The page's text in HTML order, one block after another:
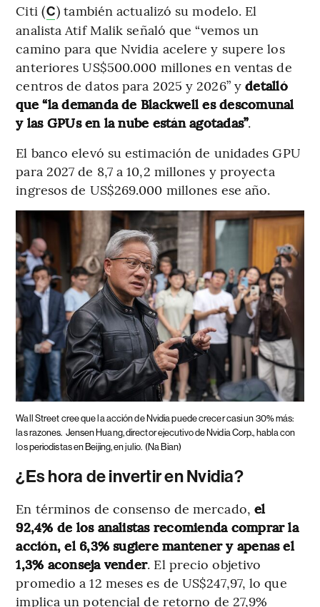
Citi (C) también actualizó su modelo. El
analista Atif Malik señaló que “vemos un
camino para que Nvidia acelere y supere los
anteriores US$500.000 millones en ventas de
centros de datos para 2025 y 2026” y detalló
que “la demanda de Blackwell es descomunal
y las GPUs en la nube están agotadas”.
El banco elevó su estimación de unidades GPU
para 2027 de 8,7 a 10,2 millones y proyecta
ingresos de US$269.000 millones ese año.
Wall Street cree que la acción de Nvidia puede crecer casi un 30% más:
las razones. Jensen Huang, director ejecutivo de Nvidia Corp., habla con
los periodistas en Beijing, en julio. (Na Bian)
¿Es hora de invertir en Nvidia?
En términos de consenso de mercado, el
92,4% de los analistas recomienda comprar la
acción, el 6,3% sugiere mantener y apenas el
1,3% aconseja vender. El precio objetivo
promedio a 12 meses es de US$247,97, lo que
implica un potencial de retorno de 27,9%